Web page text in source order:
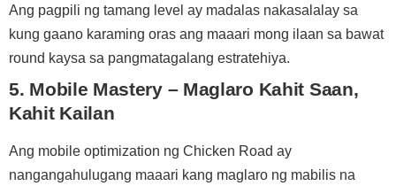
Ang pagpili ng tamang level ay madalas nakasalalay sa
kung gaano karaming oras ang maaari mong ilaan sa bawat
round kaysa sa pangmatagalang estratehiya.
5. Mobile Mastery – Maglaro Kahit Saan,
Kahit Kailan
Ang mobile optimization ng Chicken Road ay
nangangahulugang maaari kang maglaro ng mabilis na